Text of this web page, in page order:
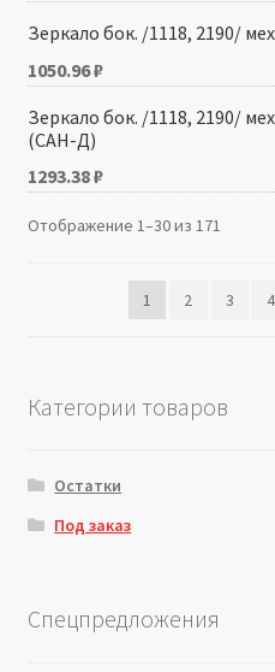
Зеркало бок. /1118, 2190/
1050.96₽
Зеркало бок. /1118, 2190/
(САН-­Д)
1293.38₽
Отображение 1–30 из 171
1 2 3 4
Категории товаров
Остатки
Под заказ
Спецпредложения